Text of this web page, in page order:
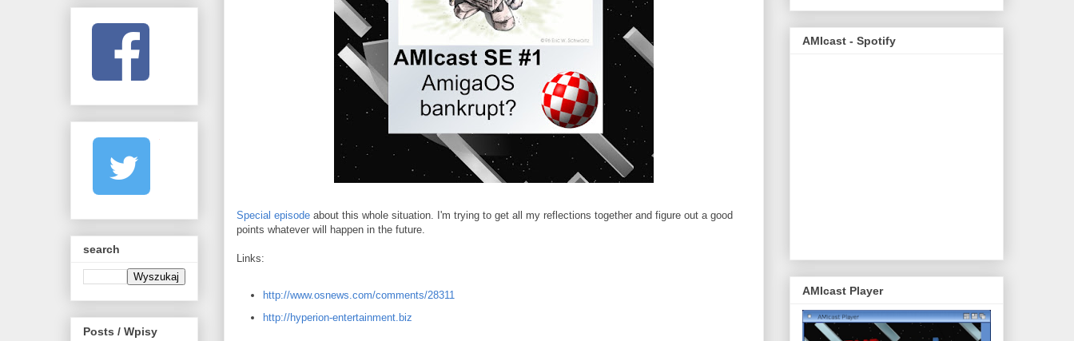
Special episode about this whole situation. I'm trying to get all my reflections together and figure out a good
points whatever will happen in the future.
Links:
http://www.osnews.com/comments/28311
http://hyperion-entertainment.biz
search
Posts / Wpisy
AMIcast - Spotify
AMIcast Player